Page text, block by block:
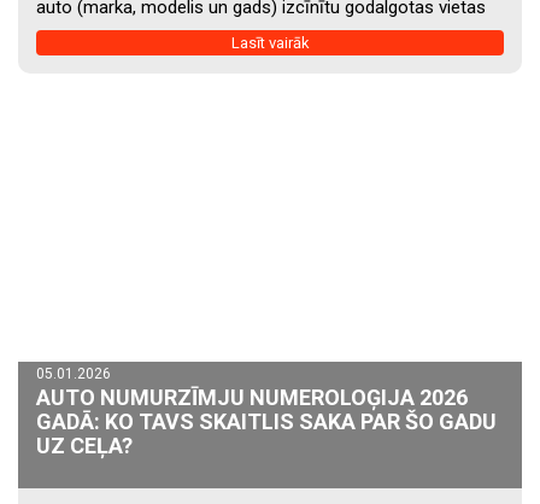
auto (marka, modelis un gads) izcīnītu godalgotas vietas
mūsu prognožu ekspertu vērtējumā un ticami pamato
kāpēc. Proti, kādi auto iegūtu zelta, sudraba un bronzas
Lasīt vairāk
05.01.2026
AUTO NUMURZĪMJU NUMEROLOĢIJA 2026
GADĀ: KO TAVS SKAITLIS SAKA PAR ŠO GADU
UZ CEĻA?